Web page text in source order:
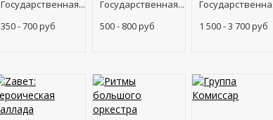
Государственная...
350 - 700руб
Государственная...
500 - 800руб
1 500 - 3 700руб